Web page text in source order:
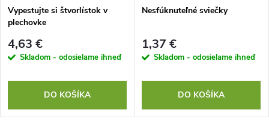
Vypestujte si štvorlístok v
plechovke
4,63 €
Skladom - odosielame ihneď
DO KOŠÍKA
Nesfúknuteľné sviečky
1,37 €
Skladom - odosielame ihneď
DO KOŠÍKA